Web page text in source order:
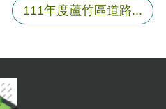
111年度蘆竹區道路...